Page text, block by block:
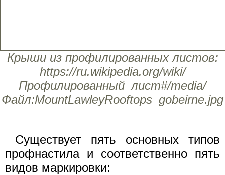
Крыши из профилированных листов:
https://ru.wikipedia.org/wiki/
Профилированный_лист#/media/
Файл:MountLawleyRooftops_gobeirne.jpg
Существует пять основных типов
профнастила и соответственно пять
видов маркировки: